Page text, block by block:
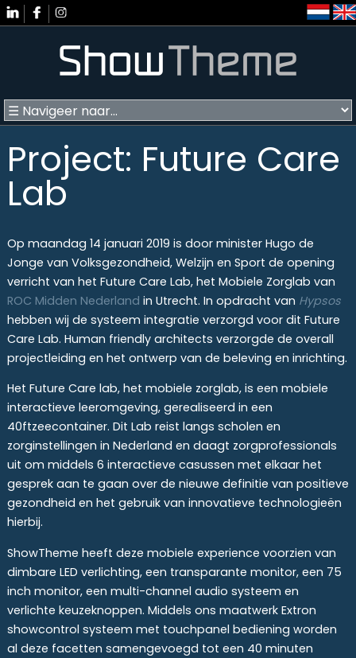
Project: Future Care
Lab
Op maandag 14 januari 2019 is door minister Hugo de
Jonge van Volksgezondheid, Welzijn en Sport de opening
verricht van het Future Care Lab, het Mobiele Zorglab van
ROC Midden Nederland in Utrecht. In opdracht van Hypsos
hebben wij de systeem integratie verzorgd voor dit Future
Care Lab. Human friendly architects verzorgde de overall
projectleiding en het ontwerp van de beleving en inrichting.
Het Future Care lab, het mobiele zorglab, is een mobiele
interactieve leeromgeving, gerealiseerd in een
40ftzeecontainer. Dit Lab reist langs scholen en
zorginstellingen in Nederland en daagt zorgprofessionals
uit om middels 6 interactieve casussen met elkaar het
gesprek aan te gaan over de nieuwe definitie van positieve
gezondheid en het gebruik van innovatieve technologieën
hierbij.
ShowTheme heeft deze mobiele experience voorzien van
dimbare LED verlichting, een transparante monitor, een 75
inch monitor, een multi-channel audio systeem en
verlichte keuzeknoppen. Middels ons maatwerk Extron
showcontrol systeem met touchpanel bediening worden
al deze facetten samengevoegd tot een 40 minuten